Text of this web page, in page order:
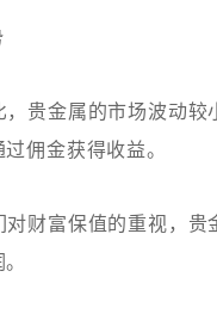
贵金属的市场波动
佣金获得收益。
财富保值的重视，